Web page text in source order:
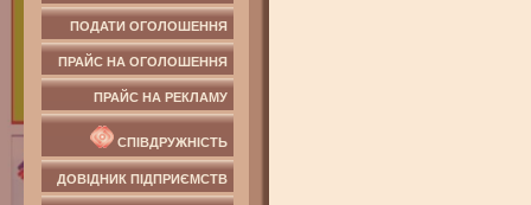
ПОДАТИ ОГОЛОШЕННЯ
ПРАЙС НА ОГОЛОШЕННЯ
ПРАЙС НА РЕКЛАМУ
СПІВДРУЖНІСТЬ
ДОВІДНИК ПІДПРИЄМСТВ